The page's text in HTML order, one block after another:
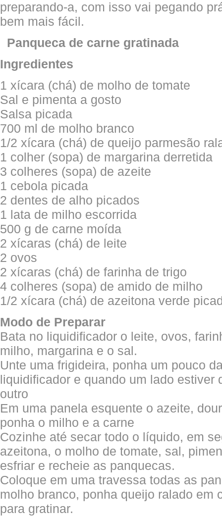
preparando-a, com isso vai pegando
bem mais fácil.
Panqueca de carne gratinada
Ingredientes
1 xícara (chá) de molho de tomate
Sal e pimenta a gosto
Salsa picada
700 ml de molho branco
1/2 xícara (chá) de queijo parmesão
1 colher (sopa) de margarina derretida
3 colheres (sopa) de azeite
1 cebola picada
2 dentes de alho picados
1 lata de milho escorrida
500 g de carne moída
2 xícaras (chá) de leite
2 ovos
2 xícaras (chá) de farinha de trigo
4 colheres (sopa) de amido de milho
1/2 xícara (chá) de azeitona verde
Modo de Preparar
Bata no liquidificador o leite, ovos,
milho, margarina e o sal.
Unte uma frigideira, ponha um pouco
liquidificador e quando um lado estiver
outro
Em uma panela esquente o azeite,
ponha o milho e a carne
Cozinhe até secar todo o líquido, em
azeitona, o molho de tomate, sal,
esfriar e recheie as panquecas.
Coloque em uma travessa todas as
molho branco, ponha queijo ralado em
para gratinar.